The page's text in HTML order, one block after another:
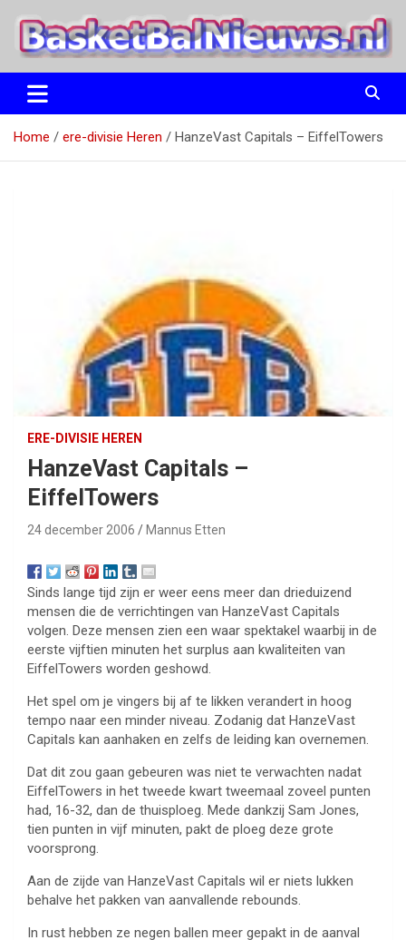
naar
BasketBalNieuws.nl
Etten
Home ere-divisie Heren HanzeVast Capitals – EiffelTowers
ERE-DIVISIE HEREN
HanzeVast Capitals –
EiffelTowers
24 december 2006 Mannus Etten
Sinds lange tijd zijn er weer eens meer dan drieduizend
mensen die de verrichtingen van HanzeVast Capitals
volgen. Deze mensen zien een waar spektakel waarbij in de
eerste vijftien minuten het surplus aan kwaliteiten van
EiffelTowers worden geshowd.
Het spel om je vingers bij af te likken verandert in hoog
tempo naar een minder niveau. Zodanig dat HanzeVast
Capitals kan aanhaken en zelfs de leiding kan overnemen.
Dat dit zou gaan gebeuren was niet te verwachten nadat
EiffelTowers in het tweede kwart tweemaal zoveel punten
had, 16-32, dan de thuisploeg. Mede dankzij Sam Jones,
tien punten in vijf minuten, pakt de ploeg deze grote
voorsprong.
Aan de zijde van HanzeVast Capitals wil er niets lukken
behalve het pakken van aanvallende rebounds.
In rust hebben ze negen ballen meer gepakt in de aanval